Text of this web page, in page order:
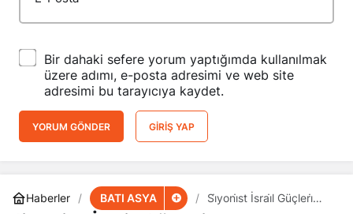
Bir dahaki sefere yorum yaptığımda kullanılmak
üzere adımı, e-posta adresimi ve web site
adresimi bu tarayıcıya kaydet.
YORUM GÖNDER GIRIŞ YAP
Haberler BATI ASYA
Si̇yoni̇st İsrai̇l Güçleri̇
Düzenledi̇kleri̇ Ev